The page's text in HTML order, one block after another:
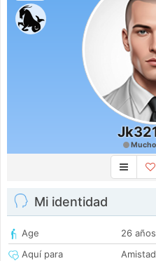
Mi identidad
Age
26 años
Aquí para
Amistad